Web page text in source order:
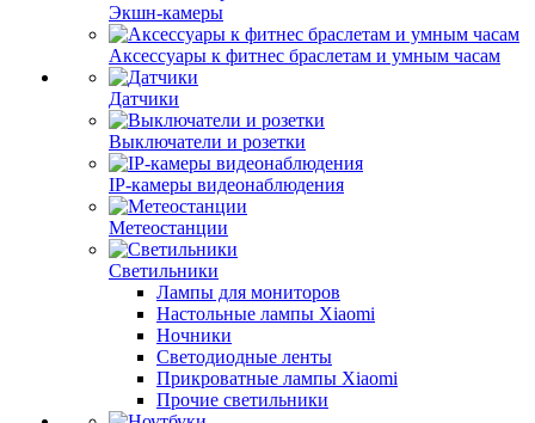
Экшн-камеры
Аксессуары к фитнес браслетам и умным часам
Датчики
Выключатели и розетки
IP-камеры видеонаблюдения
Метеостанции
Светильники
Лампы для мониторов
Настольные лампы Xiaomi
Ночники
Светодиодные ленты
Прикроватные лампы Xiaomi
Прочие светильники